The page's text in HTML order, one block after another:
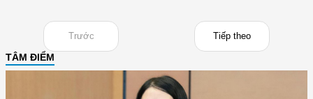
Trước Tiếp theo
TÂM ĐIỂM